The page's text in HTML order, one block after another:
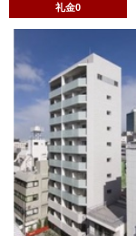
礼金0